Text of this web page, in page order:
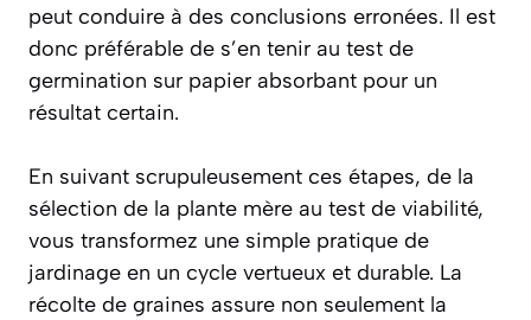
peut conduire à des conclusions erronées. Il est
donc préférable de s’en tenir au test de
germination sur papier absorbant pour un
résultat certain.
En suivant scrupuleusement ces étapes, de la
sélection de la plante mère au test de viabilité,
vous transformez une simple pratique de
jardinage en un cycle vertueux et durable. La
récolte de graines assure non seulement la